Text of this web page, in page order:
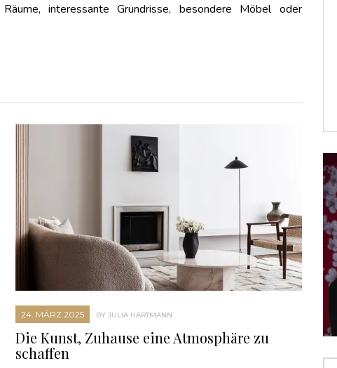
interessante Grundrisse, besondere Möbel oder
24. MÄRZ 2025 BY JULIA HARTMANN
Die Kunst, Zuhause eine Atmosphäre zu
schaffen